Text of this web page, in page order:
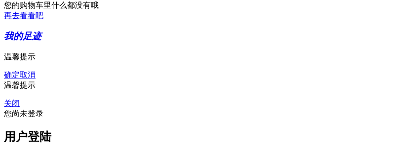
您的购物车里什么都没有哦
再去看看吧
我的足迹
温馨提示
确定取消
温馨提示
关闭
您尚未登录
用户登陆